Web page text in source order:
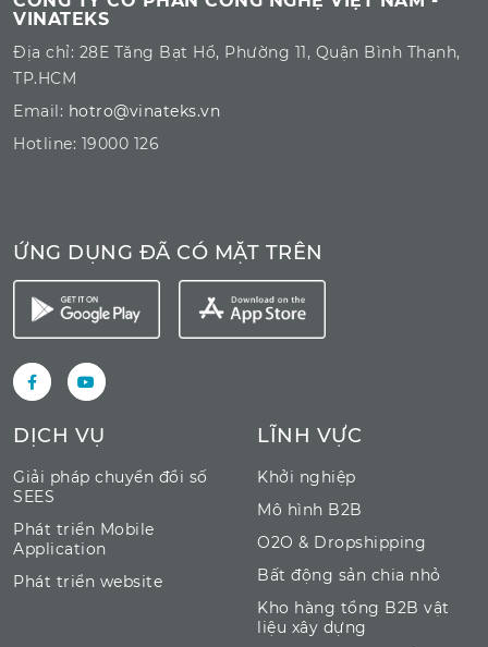
VINATEKS
Địa chỉ: 28E Tăng Bạt Hổ, Phường 11, Quận Bình Thạnh,
TP.HCM
Email: hotro@vinateks.vn
Hotline: 19000 126
ỨNG DỤNG ĐÃ CÓ MẶT TRÊN
DỊCH VỤ
Giải pháp chuyển đổi số
SEES
Phát triển Mobile
Application
Phát triển website
LĨNH VỰC
Khởi nghiệp
Mô hình B2B
O2O & Dropshipping
Bất động sản chia nhỏ
Kho hàng tổng B2B vật
liệu xây dựng